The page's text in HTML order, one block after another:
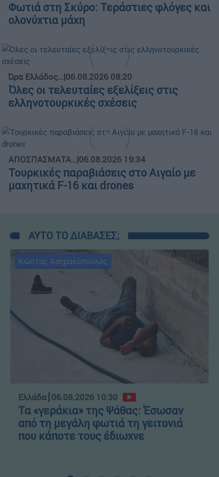
Φωτιά στη Σκύρο: Τεράστιες φλόγες και
ολονύχτια μάχη
Ώρα Ελλάδος...|06.08.2026 08:20
Όλες οι τελευταίες εξελίξεις στις
ελληνοτουρκικές σχέσεις
ΑΠΟΣΠΑΣΜΑΤΑ...|06.08.2026 19:34
Τουρκικές παραβιάσεις στο Αιγαίο με
μαχητικά F-16 και drones
ΑΥΤΟ ΤΟ ΔΙΑΒΑΣΕΣ;
Κώστας Ασημακόπουλος
Ελλάδα┋06.08.2026 10:30
Τα «γεράκια» της Ψάθας: Έσωσαν
από τη μεγάλη φωτιά τη γειτονιά
που κάποτε τους έδιωχνε